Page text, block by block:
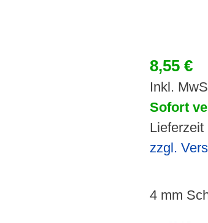
8,55 €
Inkl.
Sofort
Lieferzeit
zzgl.
4 mm